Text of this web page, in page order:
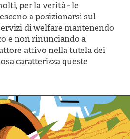
per la verità - le
a posizionarsi sul
di welfare mantenendo
e non rinunciando a
attivo nella tutela dei
caratterizza queste